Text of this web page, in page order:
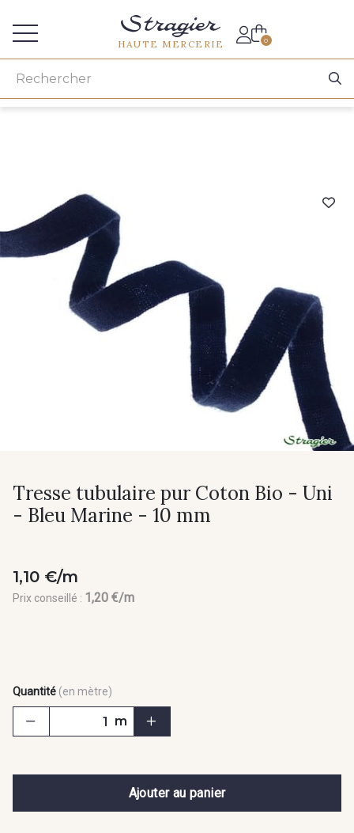
HAUTE MERCERIE 0
Tresse tubulaire pur Coton Bio - Uni
- Bleu Marine - 10 mm
1,10 €/m
Prix conseillé : 1,20 €/m
Quantité (en mètre)
m
Ajouter au panier